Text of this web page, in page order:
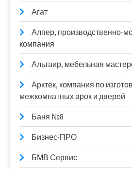
Агат
Алпер, производственно-
компания
Альтаир, мебельная
Арктек, компания по
межкомнатных арок и дверей
Баня №8
Бизнес-ПРО
БМВ Сервис